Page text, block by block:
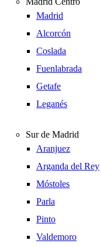
Madrid
Alcorcón
Coslada
Fuenlabrada
Getafe
Leganés
Sur de Madrid
Aranjuez
Arganda del Rey
Móstoles
Parla
Pinto
Valdemoro